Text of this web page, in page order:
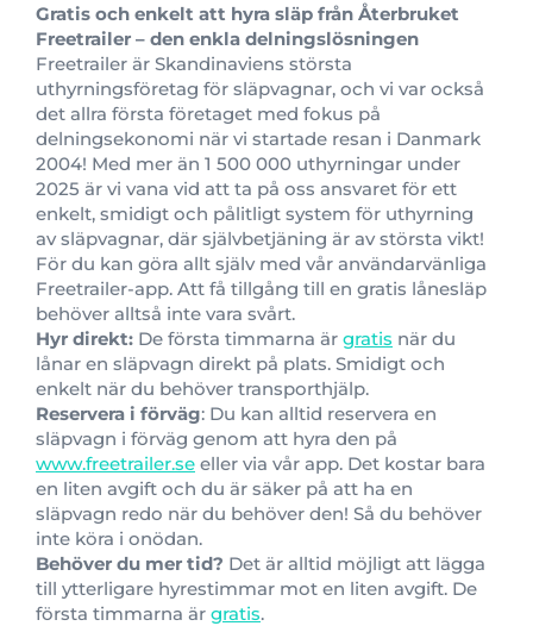
Gratis och enkelt att hyra släp från Återbruket
Freetrailer – den enkla delningslösningen
Freetrailer är Skandinaviens största
uthyrningsföretag för släpvagnar, och vi var också
det allra första företaget med fokus på
delningsekonomi när vi startade resan i Danmark
2004! Med mer än 1 500 000 uthyrningar under
2025 är vi vana vid att ta på oss ansvaret för ett
enkelt, smidigt och pålitligt system för uthyrning
av släpvagnar, där självbetjäning är av största vikt!
För du kan göra allt själv med vår användarvänliga
Freetrailer-app. Att få tillgång till en gratis lånesläp
behöver alltså inte vara svårt.
Hyr direkt: De första timmarna är gratis när du
lånar en släpvagn direkt på plats. Smidigt och
enkelt när du behöver transporthjälp.
Reservera i förväg: Du kan alltid reservera en
släpvagn i förväg genom att hyra den på
www.freetrailer.se eller via vår app. Det kostar bara
en liten avgift och du är säker på att ha en
släpvagn redo när du behöver den! Så du behöver
inte köra i onödan.
Behöver du mer tid? Det är alltid möjligt att lägga
till ytterligare hyrestimmar mot en liten avgift. De
första timmarna är gratis.